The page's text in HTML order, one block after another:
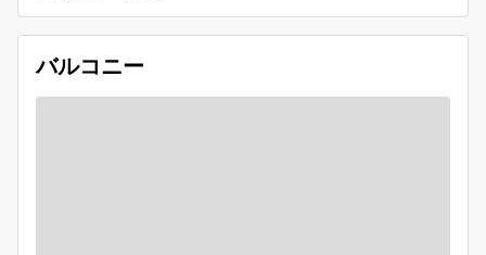
バルコニー